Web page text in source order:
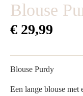
Blouse
€ 29,99
Blouse Purdy
Een lange blouse met